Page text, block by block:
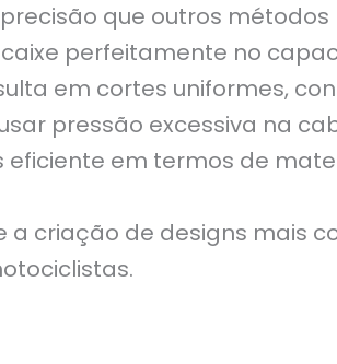
que outros
perfeitamente no
em cortes uniformes,
pressão excessiva na
eficiente em termos de
a criação de designs mais